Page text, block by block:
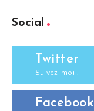
Social
Twitter
Suivez-moi !
Facebook